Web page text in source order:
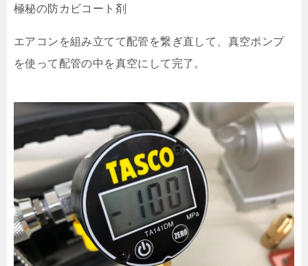
極秘の防カビコート剤
エアコンを組み立てて配管を繋ぎ直して、真空ポンプ
を使って配管の中を真空にして完了。